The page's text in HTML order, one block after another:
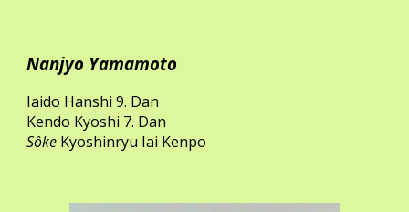
Nanjyo Yamamoto
Iaido Hanshi 9. Dan
Kendo Kyoshi 7. Dan
Sôke Kyoshinryu Iai Kenpo